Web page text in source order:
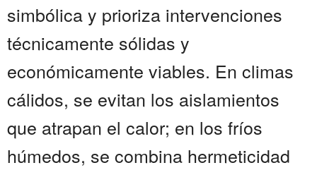
simbólica y prioriza intervenciones
técnicamente sólidas y
económicamente viables. En climas
cálidos, se evitan los aislamientos
que atrapan el calor; en los fríos
húmedos, se combina hermeticidad